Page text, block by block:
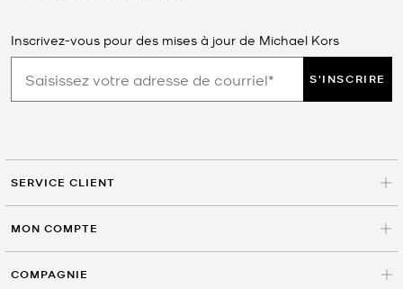
Inscrivez-vous pour des mises à jour de Michael Kors
S'INSCRIRE
SERVICE CLIENT
MON COMPTE
COMPAGNIE